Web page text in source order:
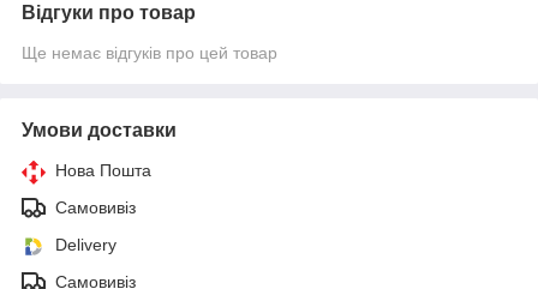
Відгуки про товар
Ще немає відгуків про цей товар
Умови доставки
Нова Пошта
Самовивіз
Delivery
Самовивіз